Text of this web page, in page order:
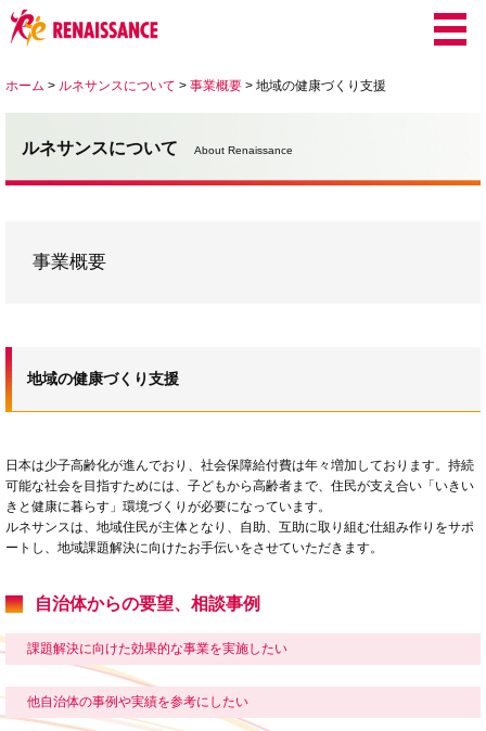
ホーム > ルネサンスについて > 事業概要 > 地域の健康づくり支援
ルネサンスについて About Renaissance
事業概要
地域の健康づくり支援
日本は少子高齢化が進んでおり、社会保障給付費は年々増加しております。持続
可能な社会を目指すためには、子どもから高齢者まで、住民が支え合い「いきい
きと健康に暮らす」環境づくりが必要になっています。
ルネサンスは、地域住民が主体となり、自助、互助に取り組む仕組み作りをサポ
ートし、地域課題解決に向けたお手伝いをさせていただきます。
自治体からの要望、相談事例
課題解決に向けた効果的な事業を実施したい
他自治体の事例や実績を参考にしたい